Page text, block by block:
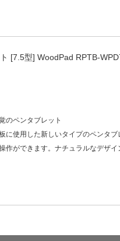
[7.5型] WoodPad RPTB-
のペンタブレット
に使用した新しいタイプのペンタ
作ができます。ナチュラルなデザ